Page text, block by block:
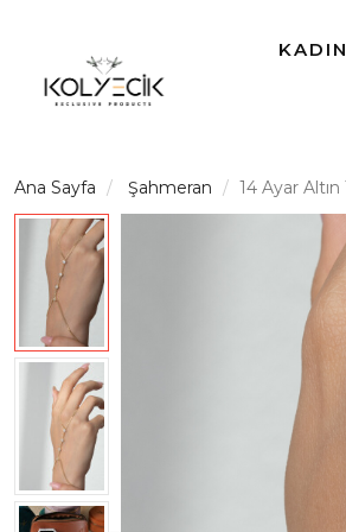
KADIN
Ana Sayfa Şahmeran 14 Ayar